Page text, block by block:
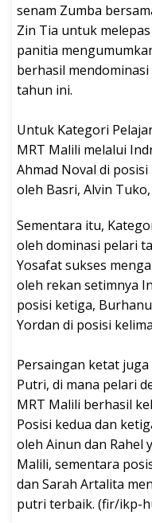
senam Zumba
Zin Tia untuk
panitia
berhasil
tahun ini.
‎Untuk Kategori
MRT Malili melalui
Ahmad Noval di
oleh Basri, Alvin
Sementara itu,
oleh dominasi pelari
Yosafat sukses
oleh rekan setimnya
posisi ketiga,
Yordan di posisi
‎Persaingan ketat
Putri, di mana pelari
MRT Malili berhasil
Posisi kedua dan
oleh Ainun dan Rahel
Malili, sementara
dan Sarah Artalita
putri terbaik. (fir/ikp-